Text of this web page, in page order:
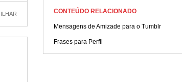
CONTEÚDO RELACIONADO
Mensagens de Amizade para o Tumblr
Frases para Perfil